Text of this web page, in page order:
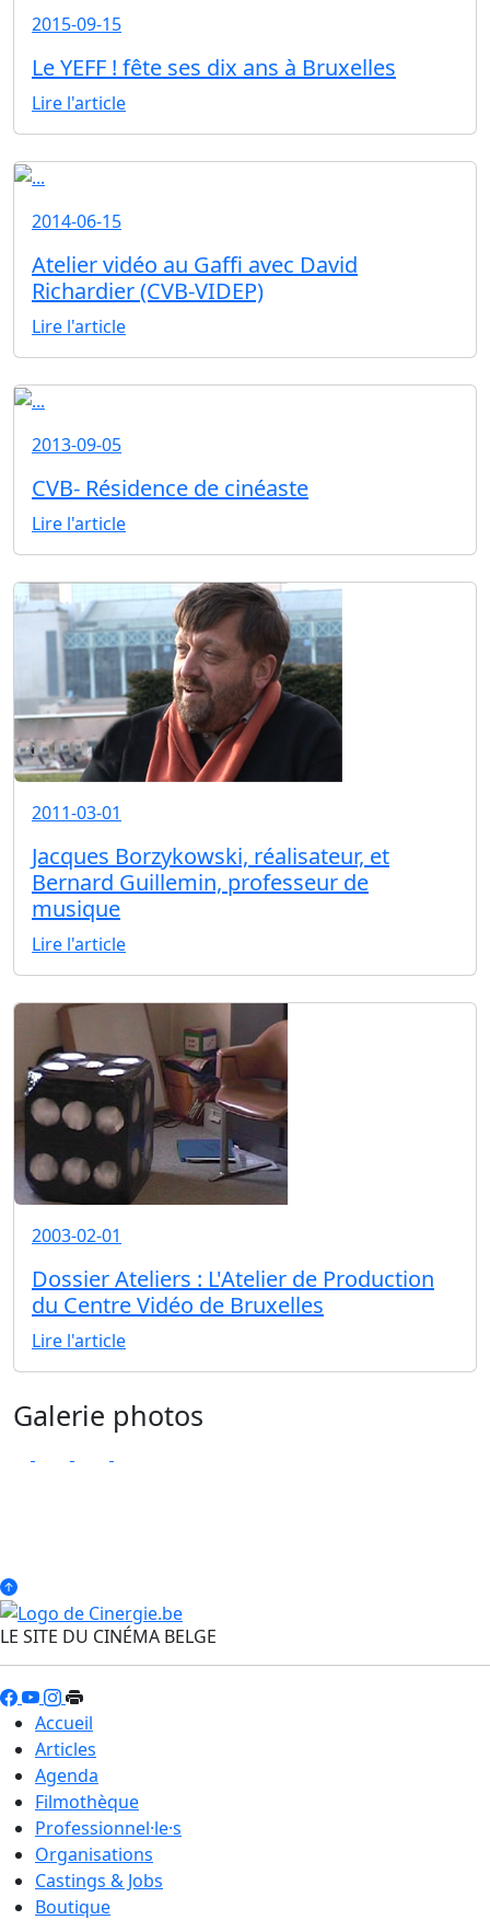
2015-09-15
Le YEFF ! fête ses dix ans à Bruxelles
Lire l'article
2014-06-15
Atelier vidéo au Gaffi avec David
Richardier (CVB-VIDEP)
Lire l'article
2013-09-05
CVB- Résidence de cinéaste
Lire l'article
2011-03-01
Jacques Borzykowski, réalisateur, et
Bernard Guillemin, professeur de
musique
Lire l'article
2003-02-01
Dossier Ateliers : L'Atelier de Production
du Centre Vidéo de Bruxelles
Lire l'article
Galerie photos
LE SITE DU CINÉMA BELGE
Accueil
Articles
Agenda
Filmothèque
Professionnel·le·s
Organisations
Castings & Jobs
Boutique